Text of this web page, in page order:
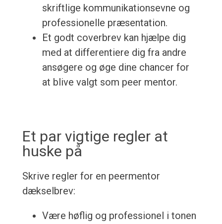
skriftlige kommunikationsevne og
professionelle præsentation.
Et godt coverbrev kan hjælpe dig
med at differentiere dig fra andre
ansøgere og øge dine chancer for
at blive valgt som peer mentor.
Et par vigtige regler at
huske på
Skrive regler for en peermentor
dækselbrev:
Være høflig og professionel i tonen